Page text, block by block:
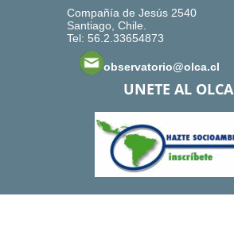
Compañía de Jesús 2540
Santiago, Chile.
Tel: 56.2.33654873
observatorio@olca.cl
UNETE AL OLCA